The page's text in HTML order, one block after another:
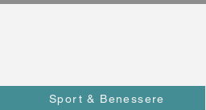
Sport & Benessere